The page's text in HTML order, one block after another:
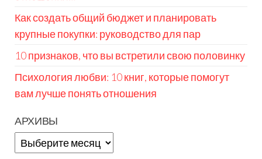
Как создать общий бюджет и планировать
крупные покупки: руководство для пар
10 признаков, что вы встретили свою половинку
Психология любви: 10 книг, которые помогут
вам лучше понять отношения
АРХИВЫ
Архивы